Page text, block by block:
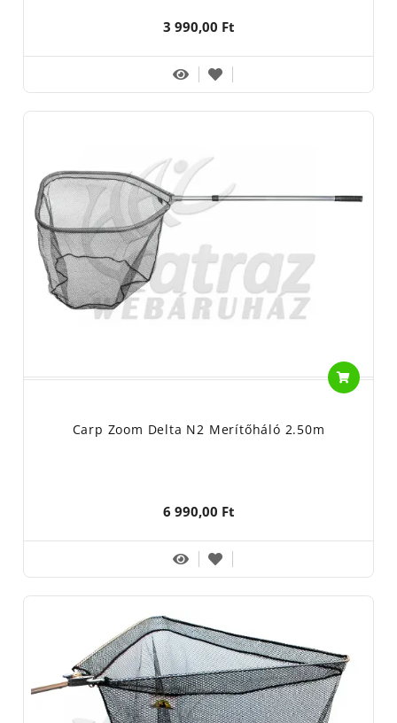
3 990,00 Ft
Carp Zoom Delta N2 Merítőháló 2.50m
6 990,00 Ft